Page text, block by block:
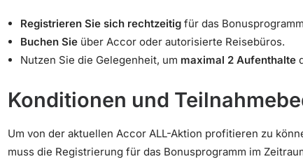
Registrieren Sie sich rechtzeitig für das
Buchen Sie über Accor oder autorisierte Reisebüros.
Nutzen Sie die Gelegenheit, um maximal 2 Aufenthalte
Konditionen und
Um von der aktuellen Accor ALL-Aktion profitieren zu
muss die Registrierung für das Bonusprogramm im